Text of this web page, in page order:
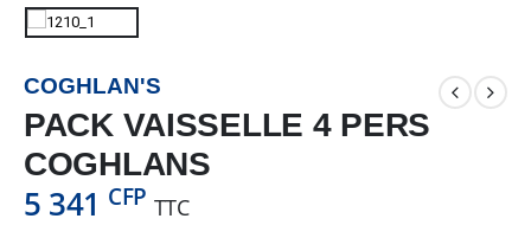
COGHLAN'S
PACK VAISSELLE 4 PERS
COGHLANS
5 341 CFP TTC